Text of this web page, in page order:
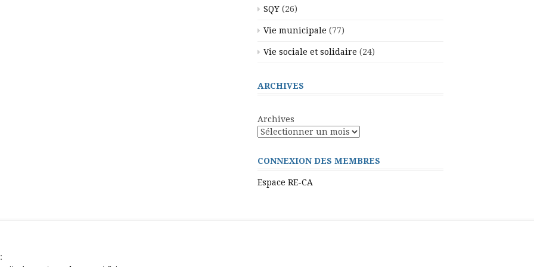
SQY (26)
Vie municipale (77)
Vie sociale et solidaire (24)
ARCHIVES
Archives
CONNEXION DES MEMBRES
Espace RE-CA